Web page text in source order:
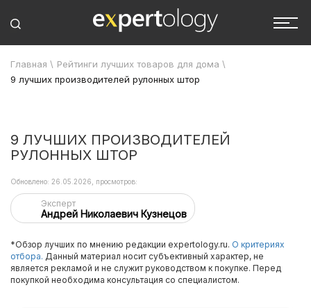
Главная \ Рейтинги лучших товаров для дома \
9 лучших производителей рулонных штор
9 ЛУЧШИХ ПРОИЗВОДИТЕЛЕЙ
РУЛОННЫХ ШТОР
Эксперт
Андрей Николаевич Кузнецов
Обновлено: 26.05.2026, просмотров:
*Обзор лучших по мнению редакции expertology.ru. О критериях
отбора. Данный материал носит субъективный характер, не
является рекламой и не служит руководством к покупке. Перед
покупкой необходима консультация со специалистом.